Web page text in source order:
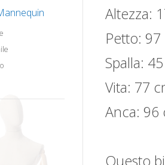
Altezza:
Petto:
Spalla:
Vita: 77
Anca: 96
Questo